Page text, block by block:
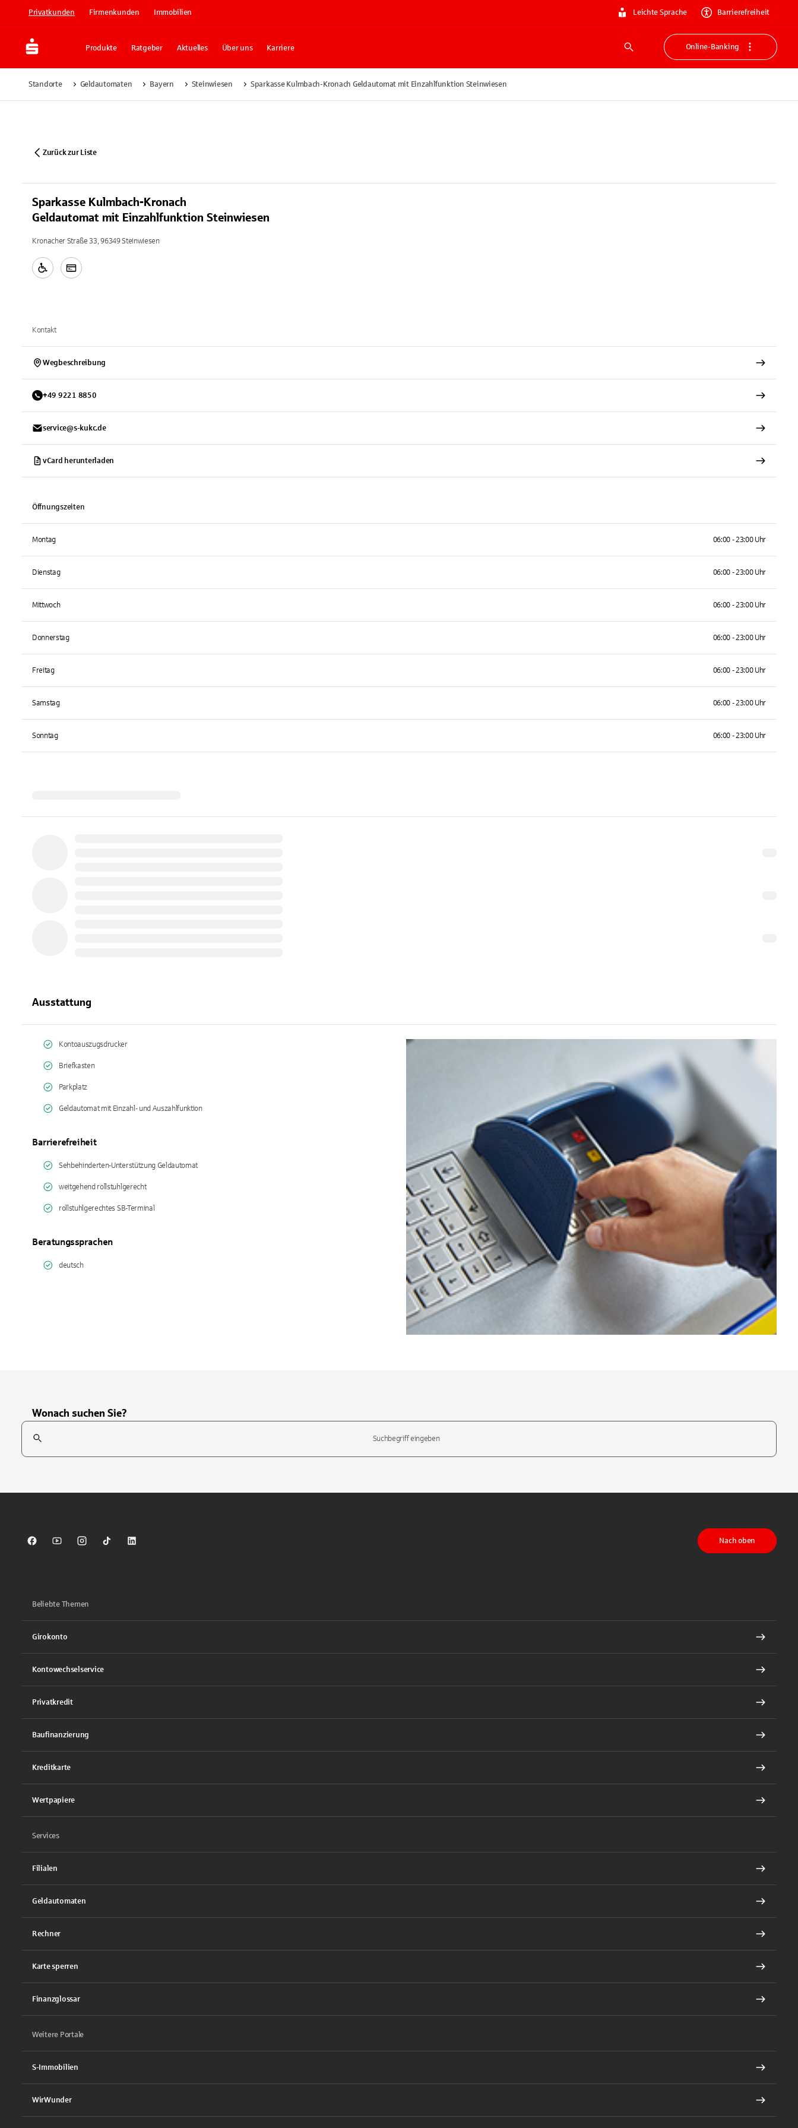
Privatkunden Firmenkunden Immobilien Leichte Sprache Barrierefreiheit
Produkte Ratgeber Aktuelles Über uns Karriere
Suche
Online-Banking
Standorte Geldautomaten Bayern Steinwiesen Sparkasse Kulmbach-Kronach Geldautomat mit Einzahlfunktion Steinwiesen
Zurück zur Liste
Sparkasse Kulmbach-Kronach
Geldautomat mit Einzahlfunktion Steinwiesen
Kronacher Straße 33, 96349 Steinwiesen
Kontakt
Wegbeschreibung
+49 9221 8850
service@s-kukc.de
vCard herunterladen
Öffnungszeiten
Montag 06:00 - 23:00 Uhr
Dienstag 06:00 - 23:00 Uhr
Mittwoch 06:00 - 23:00 Uhr
Donnerstag 06:00 - 23:00 Uhr
Freitag 06:00 - 23:00 Uhr
Samstag 06:00 - 23:00 Uhr
Sonntag 06:00 - 23:00 Uhr
Ausstattung
Kontoauszugsdrucker
Briefkasten
Parkplatz
Geldautomat mit Einzahl- und Auszahlfunktion
Barrierefreiheit
Sehbehinderten-Unterstützung Geldautomat
weitgehend rollstuhlgerecht
rollstuhlgerechtes SB-Terminal
Beratungssprachen
deutsch
Wonach suchen Sie?
Suchfeld
Sparkasse auf Facebook
Sparkasse auf Youtube
Sparkasse auf Instagram
Sparkasse auf TikTok
Sparkasse auf LinkedIn
Nach oben
Beliebte Themen
Girokonto
Kontowechselservice
Privatkredit
Baufinanzierung
Kreditkarte
Wertpapiere
Services
Filialen
Geldautomaten
Rechner
Karte sperren
Finanzglossar
Weitere Portale
S-Immobilien
WirWunder